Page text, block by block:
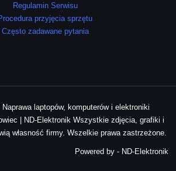
Regulamin Serwisu
przyjęcia sprzętu
Często zadawane pytania
laptopów, komputerów i elektroniki
| ND-Elektronik Wszystkie zdjęcia, grafiki i
własność firmy. Wszelkie prawa zastrzeżone.
Powered by - ND-Elektronik